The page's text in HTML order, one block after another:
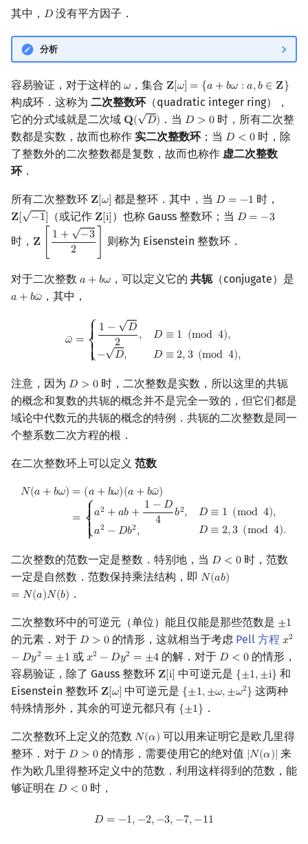
其中， 𝐷
D 没有平方因子．
分析
容易验证，对于这样的 𝜔
ω，集合 𝐙[𝜔] = {𝑎 +𝑏𝜔 : 𝑎,𝑏 ∈ 𝐙}
Z[ω] ={a +b ω: a,b ∈Z}
构成环．这称为 二次整数环 （quadratic integer ring），
它的分式域就是二次域 𝐐(
√
𝐷)
Q(D) ．当𝐷 > 0
D> 0
时，所有二次整
数都是实数，故而也称作 实二次整数环 ；当 𝐷 < 0
D< 0
时，除
了整数外的二次整数都是复数，故而也称作 虚二次整数
环 ．
所有二次整数环 𝐙[𝜔]
Z[ω] 都是整环．其中，当𝐷 = −1
D= −1 时，
𝐙[
√
−1]
Z[−1] （或记作 𝐙[i]
Z[i] ）也称 Gauss 整数环；当 𝐷 = −3
D= −3
时， 𝐙 1 +
√
−3
2
Z[ +−32] 则称为 Eisenstein 整数环．
对于二次整数 𝑎 +𝑏𝜔
a +b ω ，可以定义它的 共轭（conjugate）是
𝑎 +𝑏¯
𝜔
a +b ω¯，其中，
¯
𝜔 =
⎧{
{
⎨{ {
⎩
1 −
√
𝐷
2
, 𝐷 ≡ 1 (mod 4),
−
√
𝐷, 𝐷 ≡ 2,3 (mod 4),
−D2 ,D ≡1(mod
注意，因为 𝐷 > 0
D> 0
时，二次整数是实数，所以这里的共轭
的概念和复数的共轭的概念并不是完全一致的，但它们都是
域论中代数元的共轭的概念的特例．共轭的二次整数是同一
个整系数二次方程的根．
在二次整数环上可以定义 范数
𝑁(𝑎 +𝑏𝜔) = (𝑎 +𝑏𝜔)(𝑎 +𝑏¯
𝜔)
=
⎧
{
{⎨{ {
⎩
𝑎2 +𝑎𝑏 + 1 −𝐷
4
𝑏2, 𝐷 ≡ 1 (mod 4),
𝑎2 −𝐷𝑏2, 𝐷 ≡ 2,3 (mod 4).
(a+b ω) =(a+ bω)( a+ bω¯)= {a2+ab
二次整数的范数一定是整数．特别地，当 𝐷 < 0
D< 0
时，范数
一定是自然数．范数保持乘法结构，即 𝑁(𝑎𝑏)
= 𝑁(𝑎)𝑁(𝑏)
N(ab)=
．
二次整数环中的可逆元（单位）能且仅能是那些范数是 ±1
±1
的元素．对于 𝐷 > 0
D> 0 的情形，这就相当于考虑 Pell 方程 𝑥2
−𝐷𝑦2 = ±1
x2
或 𝑥2 −𝐷𝑦2 = ±4
x2 −D y2=± 4 的解．对于 𝐷 < 0
D< 0
的情形，
容易验证，除了 Gauss 整数环 𝐙[i]
Z[ i] 中可逆元是 {±1,±i}
{±1,±i}
和
Eisenstein 整数环 𝐙[𝜔]
Z[ ω] 中可逆元是 {±1,±𝜔,±𝜔2}
{ ±1,±ω,±ω2}
这两种
特殊情形外，其余的可逆元都只有 {±1}
{ ±1} ．
二次整数环上定义的范数 𝑁(𝛼)
N(α) 可以用来证明它是欧几里得
整环．对于 𝐷 > 0
D> 0 的情形，需要使用它的绝对值 |𝑁(𝛼)|
|N(α)| 来
作为欧几里得整环定义中的范数．利用这样得到的范数，能
够证明在 𝐷 < 0
D< 0 时，
𝐷 = −1, −2,−3, −7,−11
D=− 1,−2, −3,− ,−11